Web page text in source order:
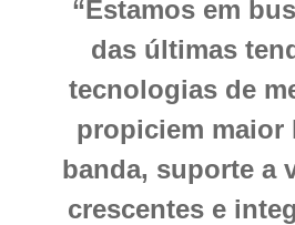
“Estamos em
das últimas
tecnologias de
propiciem maior
banda, suporte a
crescentes e